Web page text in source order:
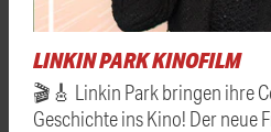
LINKIN PARK KINOFILM
🎬🎸 Linkin Park bringen ihre
Geschichte ins Kino! Der neue